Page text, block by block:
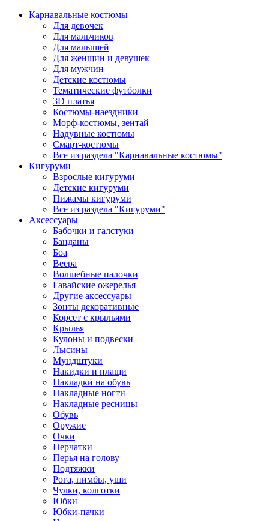
Карнавальные костюмы
Для девочек
Для мальчиков
Для малышей
Для женщин и девушек
Для мужчин
Детские костюмы
Тематические футболки
3D платья
Костюмы-наездники
Морф-костюмы, зентай
Надувные костюмы
Смарт-костюмы
Все из раздела "Карнавальные костюмы"
Кигуруми
Взрослые кигуруми
Детские кигуруми
Пижамы кигуруми
Все из раздела "Кигуруми"
Аксессуары
Бабочки и галстуки
Банданы
Боа
Веера
Волшебные палочки
Гавайские ожерелья
Другие аксессуары
Зонты декоративные
Корсет с крыльями
Крылья
Кулоны и подвески
Лысины
Мундштуки
Накидки и плащи
Накладки на обувь
Накладные ногти
Накладные ресницы
Обувь
Оружие
Очки
Перчатки
Перья на голову
Подтяжки
Рога, нимбы, уши
Чулки, колготки
Юбки
Юбки-пачки